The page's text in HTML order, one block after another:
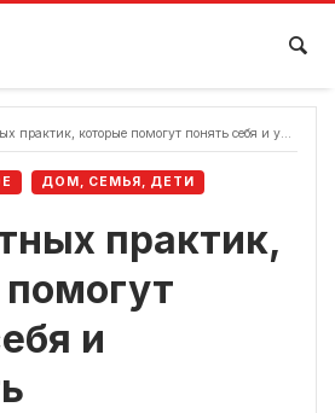
которые помогут понять себя и улучшить эмоциональное состояние
ДОМ, СЕМЬЯ, ДЕТИ
практик,
и